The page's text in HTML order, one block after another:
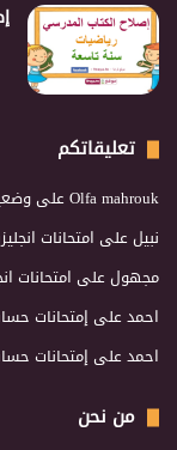
تعليقاتكم
Olfa mahroukعلى
نبيلعلى امتحانات
مجهولعلى امتحانات
احمدعلى إمتحانات
احمدعلى إمتحانات
من نحن